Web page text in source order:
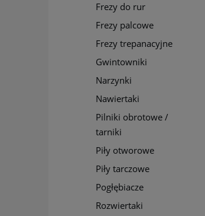
Frezy do rur
Frezy palcowe
Frezy trepanacyjne
Gwintowniki
Narzynki
Nawiertaki
Pilniki obrotowe /
tarniki
Piły otworowe
Piły tarczowe
Pogłębiacze
Rozwiertaki